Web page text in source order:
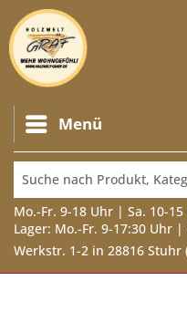
Menü
Mo.-Fr. 9-18 Uhr | Sa. 10-
Lager: Mo.-Fr. 9-17:30 Uhr |
Werkstr. 1-2 in 28816 Stuhr